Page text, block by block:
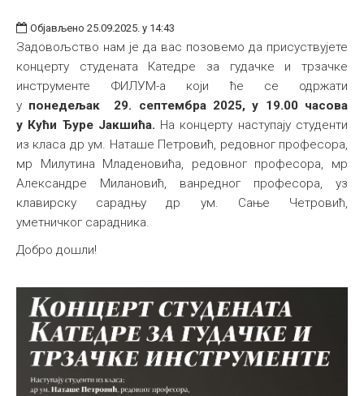
Библиотека
Студенти
Међународна
Објављено 25.09.2025. у 14:43
Задовољство нам је да вас позовемо да присуствујете
концерту студената Катедре за гудачке и трзачке
инструменте ФИЛУМ-а који ће се одржати
у понедељак 29. септембра 2025, у 19.00 часова
у Кући Ђуре Јакшића. На концерту наступају студенти
из класа др ум. Наташе Петровић, редовног професора,
мр Милутина Младеновића, редовног професора, мр
Александре Милановић, ванредног професора, уз
клавирску сарадњу др ум. Сањe Четровић,
уметничког сарадника.
Добро дошли!